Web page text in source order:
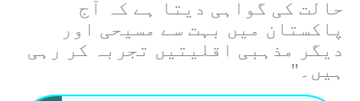
حالت کی گواہی دیتا ہے کہ آج
پاکستان میں بہت سے مسیحی اور
دیگر مذہبی اقلیتیں تجربہ کر رہی
ہیں۔"